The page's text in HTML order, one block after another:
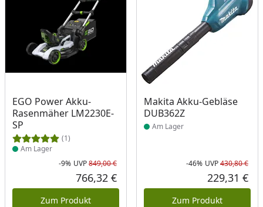
EGO Power Akku-
Rasenmäher LM2230E-
SP
(1)
Produkt am Lager
Am Lager
Rabatt in Prozent
-9%
Ursprünglicher Preis
UVP849,00 €
Aktueller Preis
766,32 €
Zum Produkt
Makita Akku-Gebläse
DUB362Z
Produkt am Lager
Am Lager
-46% UVP430,80 €
229,31 €
Zum Produkt